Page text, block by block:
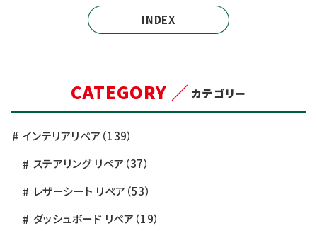
INDEX
CATEGORY ／ カテゴリー
インテリアリペア （139）
ステアリング リペア （37）
レザーシート リペア （53）
ダッシュボード リペア （19）